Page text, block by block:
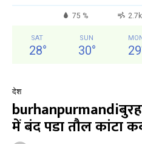
75 %
SAT
28°
SUN
30° 29
देश
में बंद पडा तौल कांटा